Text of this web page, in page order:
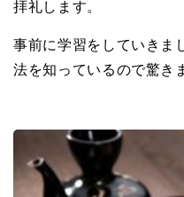
拝礼します。
事前に学習をしていきま
法を知っているので驚き